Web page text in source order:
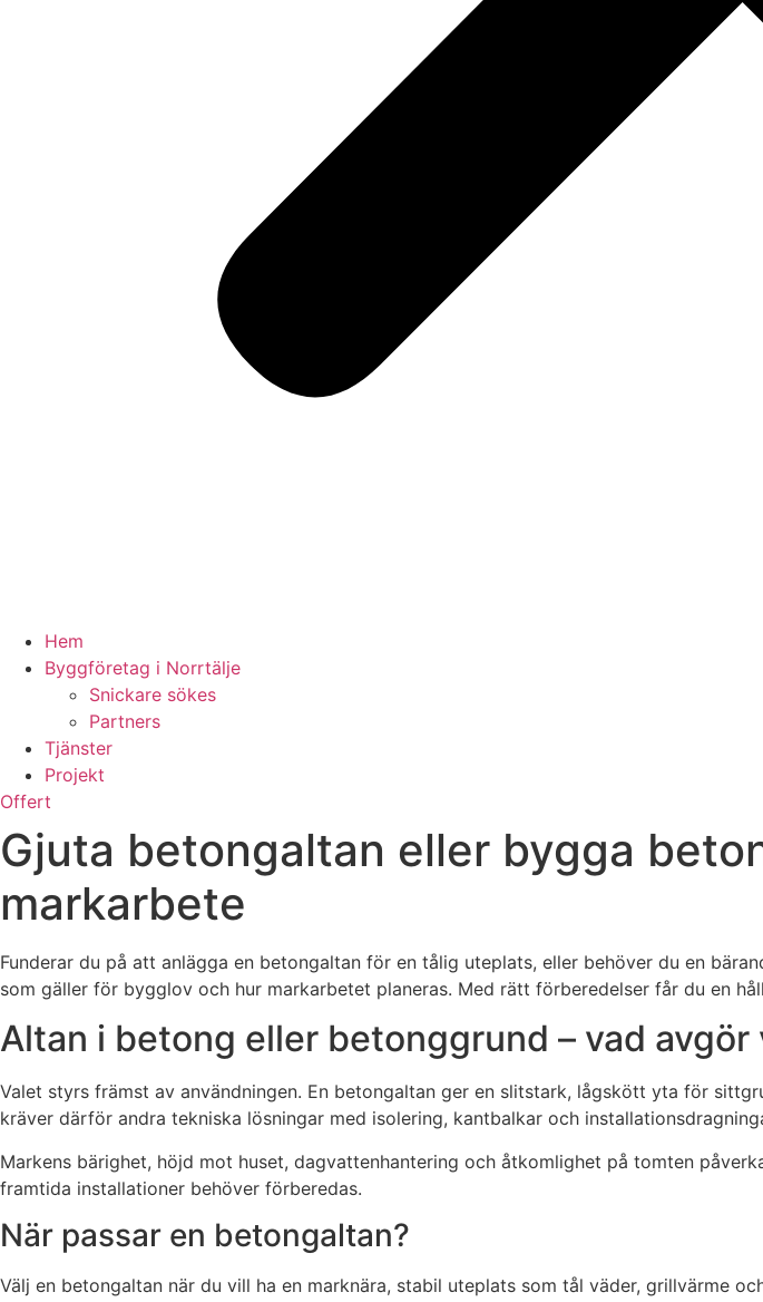
Hem
Byggföretag i Norrtälje
Snickare sökes
Partners
Tjänster
Projekt
Offert
Gjuta betongaltan eller bygga
markarbete
Funderar du på att anlägga en betongaltan för en tålig uteplats, eller behöver du en
som gäller för bygglov och hur markarbetet planeras. Med rätt förberedelser får du en
Altan i betong eller betonggrund – vad avgör
Valet styrs främst av användningen. En betongaltan ger en slitstark, lågskött yta för
kräver därför andra tekniska lösningar med isolering, kantbalkar och
Markens bärighet, höjd mot huset, dagvattenhantering och åtkomlighet på tomten
framtida installationer behöver förberedas.
När passar en betongaltan?
Välj en betongaltan när du vill ha en marknära, stabil uteplats som tål väder, grillvärme